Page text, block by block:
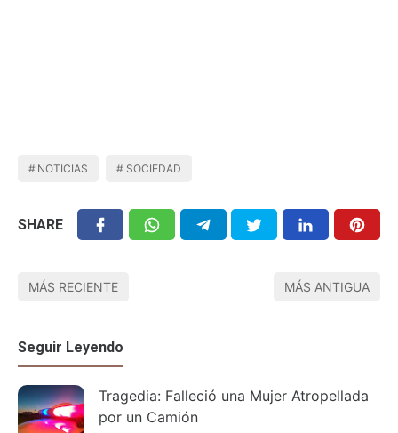
NOTICIAS SOCIEDAD
SHARE
MÁS RECIENTE MÁS ANTIGUA
Seguir Leyendo
Tragedia: Falleció una Mujer Atropellada
por un Camión